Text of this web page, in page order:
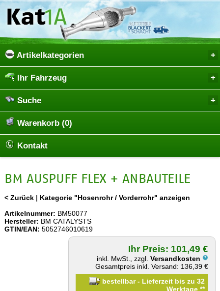
Artikelkategorien
Ihr Fahrzeug
Suche
Warenkorb (0)
Kontakt
BM AUSPUFF FLEX + ANBAUTEILE
< Zurück| Kategorie "Hosenrohr / Vorderrohr" anzeigen
Artikelnummer: BM50077
Hersteller: BM CATALYSTS
GTIN/EAN: 5052746010619
Ihr Preis: 101,49 €
inkl. MwSt., zzgl.Versandkosten
Gesamtpreis inkl. Versand: 136,39 €
bestellbar - Lieferzeit bis zu 32
Werktage**